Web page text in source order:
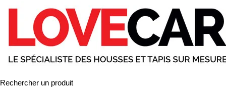
Rechercher un produit